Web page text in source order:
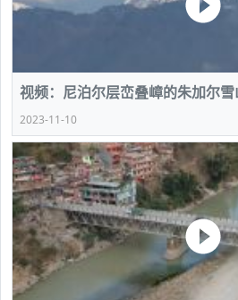
视频：尼泊尔层峦叠嶂的朱加尔雪
2023-11-10